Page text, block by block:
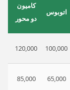
اتوبوس
کامیون
دو محور
100,000
120,000
65,000
85,000